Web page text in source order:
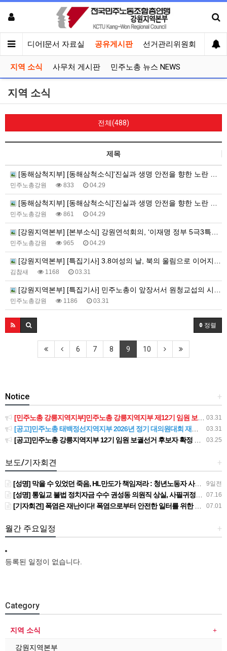
견 미디어|문서 자료실 공유게시판 선거관리위원회
지역 소식 사무처 게시판 민주노총 뉴스 NEWS
지역 소식
전체(488)
제목
[동해삼척지부] [동해삼척소식]'진실과 생명 안전을 향한 노란 빛 동행' 세월호 12주기 추모행사
민주노총강원 833 04.29
[동해삼척지부] [동해삼척소식]'진실과 생명 안전을 향한 노란 빛 동행' 3학년 2학기 동해ㆍ삼척 공동체 상영회
민주노총강원 861 04.29
[강원지역본부] [본부소식] 강원연석회의, ‘이재명 정부 5극3특과 강원특별법’ 비판 강연회 개최
민주노총강원 965 04.29
[강원지역본부] [특집기사] 3.8여성의 날, 북의 울림으로 이어지는 여성연대(민주연합노조 강원충북본부) / 여성위원회 특집기사
김참새 1168 03.31
[강원지역본부] [특집기사] 민주노총이 앞장서서 원청교섭의 시대를 힘차게 열어젖힙시다!
민주노총강원 1186 03.31
정렬
6 7 8 9 10
+
Notice
03.31
[민주노총 강릉지역지부]민주노총 강릉지역지부 제12기 임원 보궐선거결과 공고
03.31
[공고]민주노총 태백정선지역지부 2026년 정기 대의원대회 재소집 건
03.25
[공고]민주노총 강릉지역지부 12기 임원 보궐선거 후보자 확정 공고
+
보도/기자회견
9일전
[성명] 막을 수 있었던 죽음, HL만도가 책임져라 : 청년노동자 사망사고의 철저한 진상규명과 재발방지 대책 마련하라
07.16
[성명] 통일교 불법 정치자금 수수 권성동 의원직 상실, 사필귀정이다
07.01
[기자회견] 폭염은 재난이다! 폭염으로부터 안전한 일터를 위한 민주노총 강원지역본부 폭염감시단 선포 기자회견
+
월간 주요일정
등록된 일정이 없습니다.
Category
지역 소식
강원지역본부